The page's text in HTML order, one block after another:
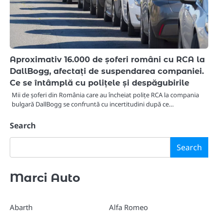
Aproximativ 16.000 de șoferi români cu RCA la
DallBogg, afectați de suspendarea companiei.
Ce se întâmplă cu polițele și despăgubirile
Mii de șoferi din România care au încheiat polițe RCA la compania
bulgară DallBogg se confruntă cu incertitudini după ce…
Search
Search
Marci Auto
Abarth
Alfa Romeo